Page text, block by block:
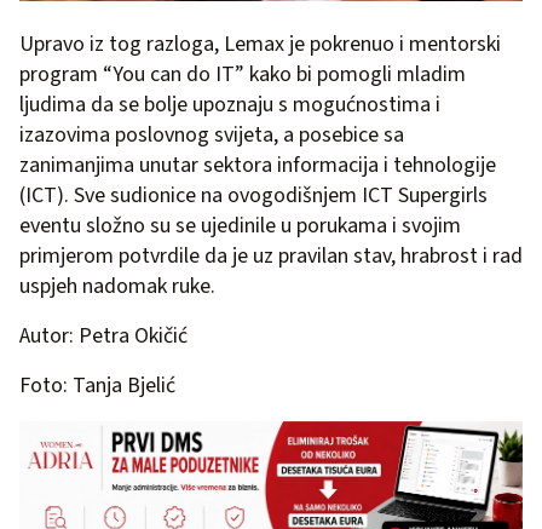
Upravo iz tog razloga, Lemax je pokrenuo i mentorski
program “You can do IT” kako bi pomogli mladim
ljudima da se bolje upoznaju s mogućnostima i
izazovima poslovnog svijeta, a posebice sa
zanimanjima unutar sektora informacija i tehnologije
(ICT). Sve sudionice na ovogodišnjem ICT Supergirls
eventu složno su se ujedinile u porukama i svojim
primjerom potvrdile da je uz pravilan stav, hrabrost i rad
uspjeh nadomak ruke.
Autor: Petra Okičić
Foto: Tanja Bjelić